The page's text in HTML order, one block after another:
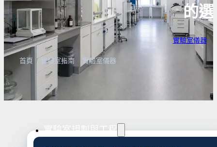
備
樣品濃縮/乾燥前處理設備
微量分注吸管pipette
實驗室攪拌器 | 振盪機
實驗室過濾設備
超音波清洗機
實驗室冰箱 / 冷凍櫃
培養箱
高溫爐
生物安全
高壓滅
實驗室紫
真空幫浦
實驗室規劃與工程
的
實驗室儀器·
首頁 / 實驗室指南 / 實驗室儀器